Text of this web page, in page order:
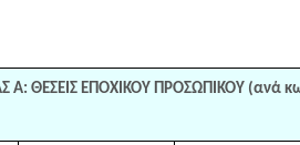
Α: ΘΕΣΕΙΣ ΕΠΟΧΙΚΟΥ ΠΡΟΣΩΠΙΚΟΥ (ανά